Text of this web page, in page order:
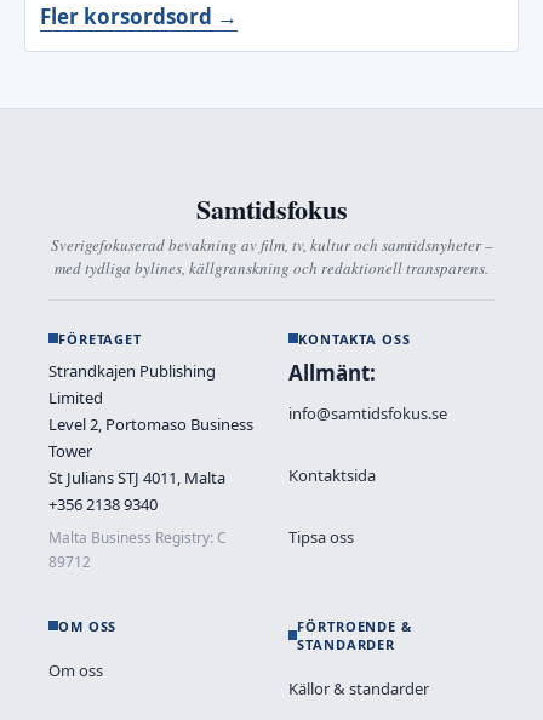
Fler korsordsord →
Samtidsfokus
Sverigefokuserad bevakning av film, tv, kultur och samtidsnyheter –
med tydliga bylines, källgranskning och redaktionell transparens.
FÖRETAGET
Strandkajen Publishing
Limited
Level 2, Portomaso Business
Tower
St Julians STJ 4011, Malta
+356 2138 9340
Malta Business Registry: C
89712
KONTAKTA OSS
Allmänt:
info@samtidsfokus.se
Kontaktsida
Tipsa oss
OM OSS
Om oss
FÖRTROENDE &
STANDARDER
Källor & standarder